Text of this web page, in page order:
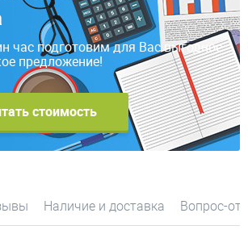
час подготовим для Вас выгодное
предложение!
стоимость
Наличие и доставка Вопрос-